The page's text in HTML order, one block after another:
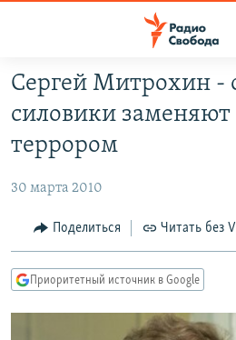
упрощенного
доступа
основному
Вернутся
главной
навигации
Вернутся
ПРОГРАММЫ
АВТОРСКИЕ ПРОЕКТЫ
ЦИТАТЫ СВОБОДЫ
МНЕНИЯ
IDEL.РЕАЛИИ
КАВКАЗ.РЕАЛИИ
Сергей Митрохин -
силовики заменяют
террором
30 марта 2010
Поделиться Читать без
Приоритетный источник в Google